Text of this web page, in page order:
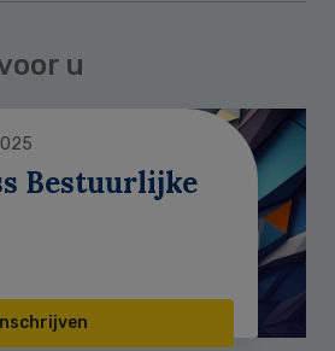
u
Bestuurlijke
Inschrijven